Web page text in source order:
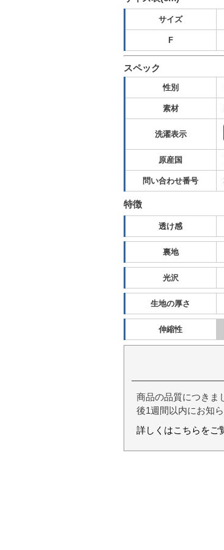
サイズ
F
スペック
性別
素材
洗濯表示
原産国
問い合わせ番号
特徴
透け感
裏地
光沢
生地の厚さ
伸縮性
商品の品質につきま
後1週間以内にお知
詳しくはこちらをご